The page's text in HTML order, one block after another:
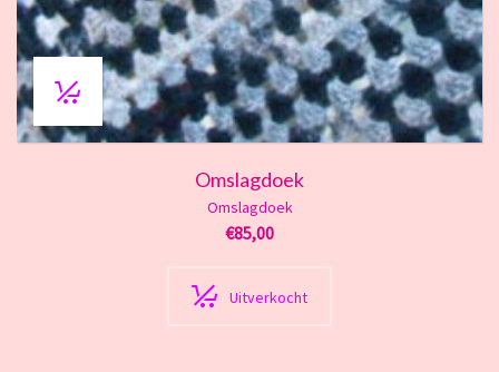
Omslagdoek
Omslagdoek
€85,00
Uitverkocht